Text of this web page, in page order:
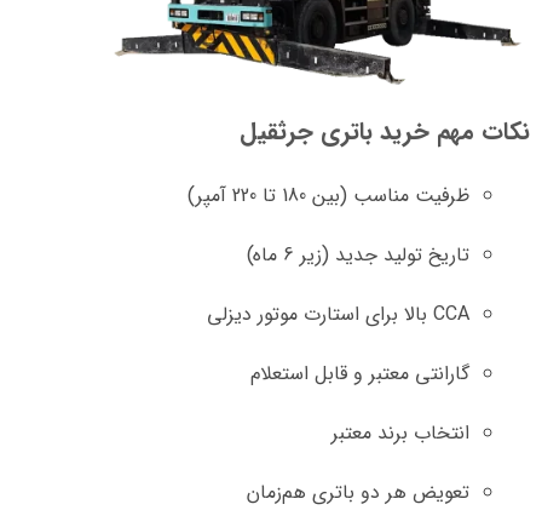
نکات مهم خرید باتری جرثقیل
ظرفیت مناسب (بین 180 تا 220 آمپر)
تاریخ تولید جدید (زیر 6 ماه)
CCA بالا برای استارت موتور دیزلی
گارانتی معتبر و قابل استعلام
انتخاب برند معتبر
تعویض هر دو باتری هم‌زمان